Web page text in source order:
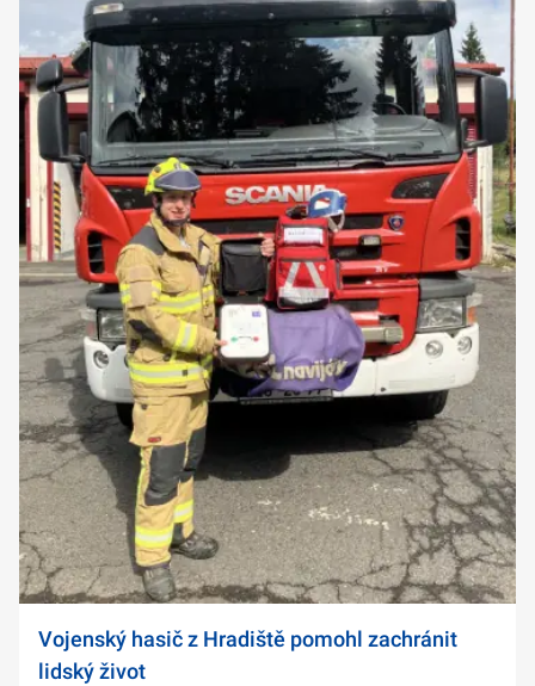
Vojenský hasič z Hradiště pomohl zachránit
lidský život